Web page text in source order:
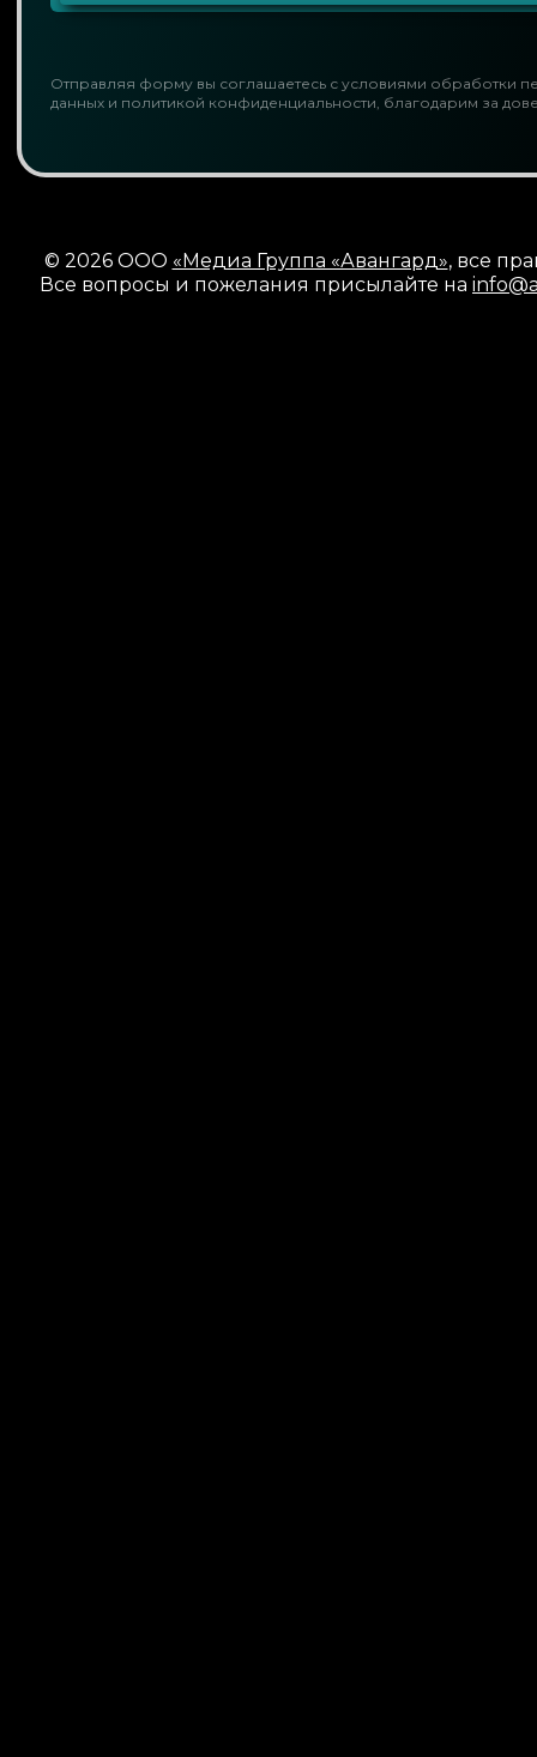
Отправляя форму вы соглашаетесь с условиями обработки
данных и политикой конфиденциальности, благодарим за
© 2026 ООО «Медиа Группа «Авангард», все
Все вопросы и пожелания присылайте на